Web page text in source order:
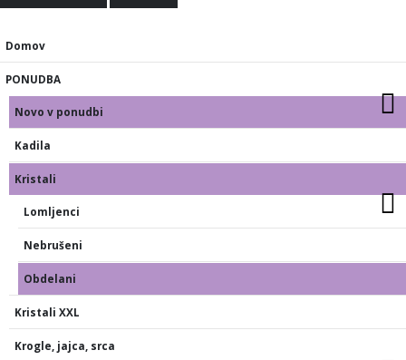
Domov
PONUDBA
Novo v ponudbi
Kadila
Kristali
Lomljenci
Nebrušeni
Obdelani
Kristali XXL
Krogle, jajca, srca